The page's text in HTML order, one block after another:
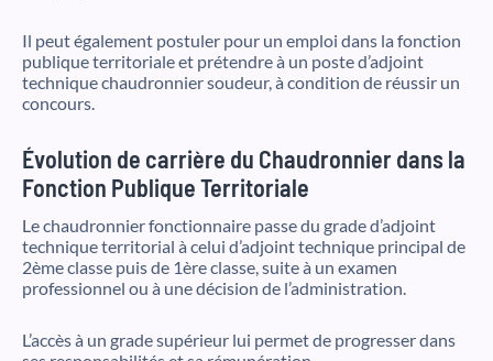
Il peut également postuler pour un emploi dans la fonction
publique territoriale et prétendre à un poste d’adjoint
technique chaudronnier soudeur, à condition de réussir un
concours.
Évolution de carrière du Chaudronnier dans la
Fonction Publique Territoriale
Le chaudronnier fonctionnaire passe du grade d’adjoint
technique territorial à celui d’adjoint technique principal de
2ème classe puis de 1ère classe, suite à un examen
professionnel ou à une décision de l’administration.
L’accès à un grade supérieur lui permet de progresser dans